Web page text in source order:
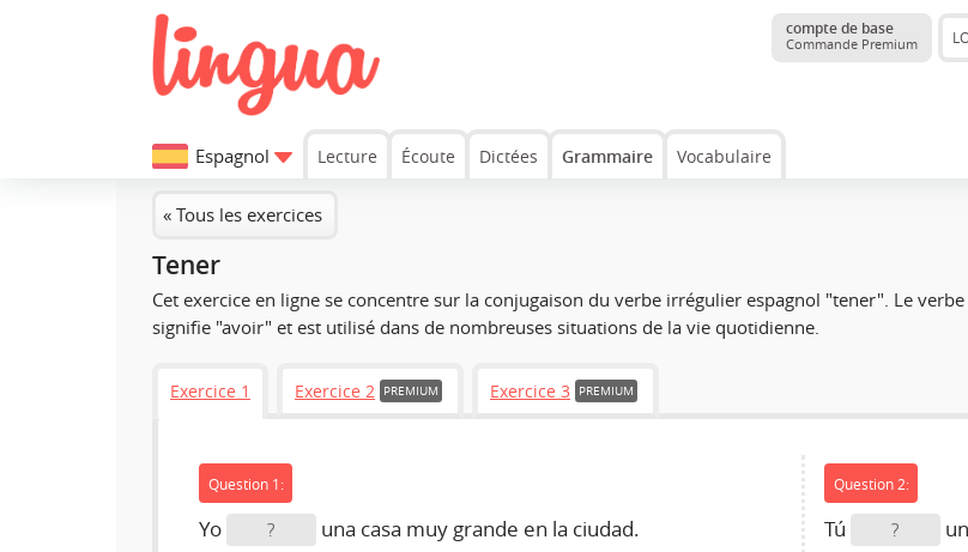
compte de base
Commande Premium
Espagnol Lecture Écoute Dictées Grammaire Vocabulaire
« Tous les exercices
Tener
Cet exercice en ligne se concentre sur la conjugaison du verbe irrégulier espagnol "tener". Le
signifie "avoir" et est utilisé dans de nombreuses situations de la vie quotidienne.
Exercice 1 Exercice 2 PREMIUM Exercice 3 PREMIUM
Question 1:
Yo ? una casa muy grande en la ciudad.
Question 2:
Tú ?